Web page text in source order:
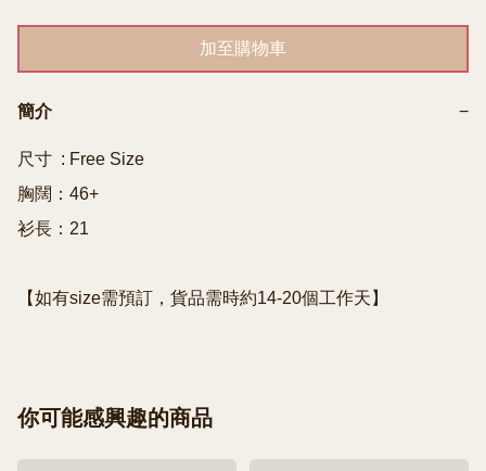
加至購物車
簡介 −
尺寸  : Free Size
胸闊：46+
衫長：21
你可能感興趣的商品